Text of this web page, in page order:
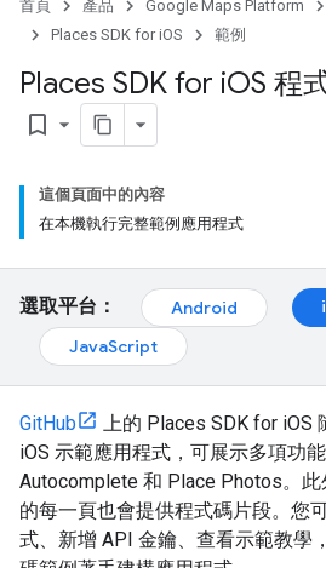
首頁 產品 Google Maps Platform
Places SDK for iOS
範例
Places SDK for iOS 程
bookmark_border
這個頁面中的內容
在本機執行完整範例應用程式
選取平台： Android
JavaScript
GitHub
上的 Places SDK for iOS
iOS 示範應用程式，可展示多項功
Autocomplete 和 Place Photos。
的每一頁也會提供程式碼片段。您
式、新增 API 金鑰、查看示範教學